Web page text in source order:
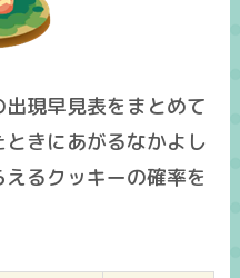
出現早見表をまとめて
きにあがるなかよし
るクッキーの確率を